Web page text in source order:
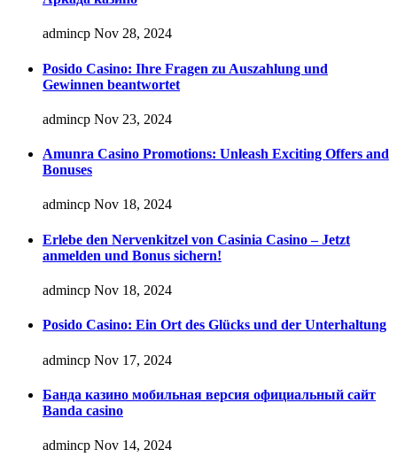
admincp Nov 28, 2024
Posido Casino: Ihre Fragen zu Auszahlung und
Gewinnen beantwortet
admincp Nov 23, 2024
Amunra Casino Promotions: Unleash Exciting Offers and
Bonuses
admincp Nov 18, 2024
Erlebe den Nervenkitzel von Casinia Casino – Jetzt
anmelden und Bonus sichern!
admincp Nov 18, 2024
Posido Casino: Ein Ort des Glücks und der Unterhaltung
admincp Nov 17, 2024
Банда казино мобильная версия официальный сайт
Banda casino
admincp Nov 14, 2024